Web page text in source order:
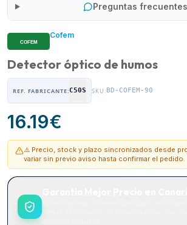
Preguntas frecuentes
Cofem
Detector óptico de humos
REF. FABRICANTE:C50S SKU:BD-COFEM-90
16.19€
⚠️ Precio, stock y plazo sincronizados desde
variar sin previo aviso hasta confirmar el pedido.